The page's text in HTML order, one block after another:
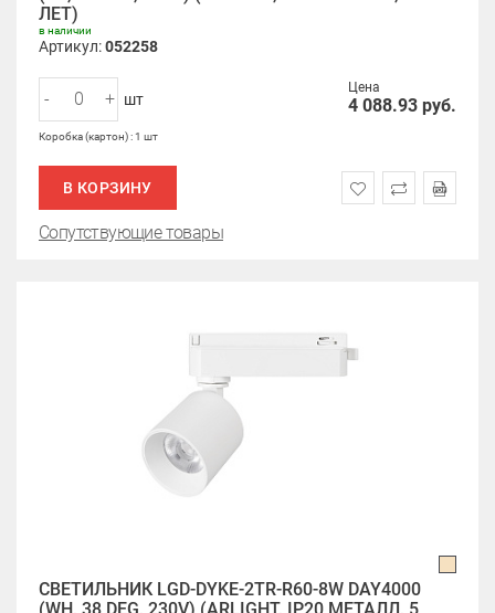
ЛЕТ)
в наличии
Артикул:052258
Цена
4 088.93 руб.
- + шт
Коробка (картон) : 1 шт
В КОРЗИНУ
Сопутствующие товары
СВЕТИЛЬНИК LGD-DYKE-2TR-R60-8W DAY4000